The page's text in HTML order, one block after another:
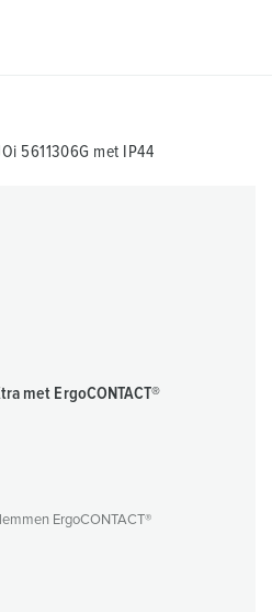
5611306G met IP44
met ErgoCONTACT®
ErgoCONTACT®